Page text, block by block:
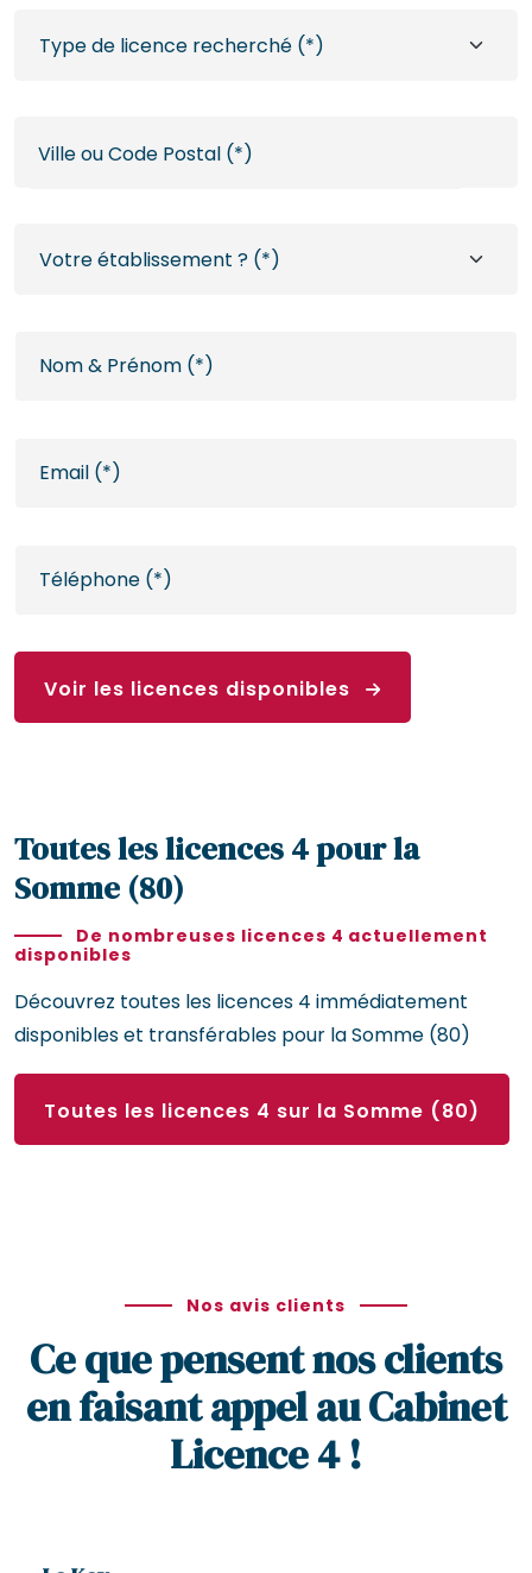
Ville ou Code Postal (*)
Voir les licences disponibles
Toutes les licences 4 pour la
Somme (80)
De nombreuses licences 4 actuellement
disponibles
Découvrez toutes les licences 4 immédiatement
disponibles et transférables pour la Somme (80)
Toutes les licences 4 sur la Somme (80)
Nos avis clients
Ce que pensent nos clients
en faisant appel au Cabinet
Licence 4 !